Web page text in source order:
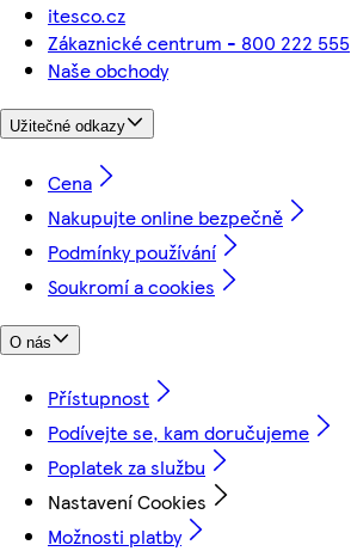
itesco.cz
Zákaznické centrum - 800 222 555
Naše obchody
Užitečné odkazy
Cena
Nakupujte online bezpečně
Podmínky používání
Soukromí a cookies
O nás
Přístupnost
Podívejte se, kam doručujeme
Poplatek za službu
Nastavení Cookies
Možnosti platby